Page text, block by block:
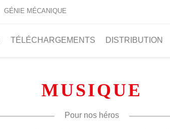
GÉNIE MÉCANIQUE
TÉLÉCHARGEMENTS DISTRIBUTION
MUSIQUE
Pour nos héros